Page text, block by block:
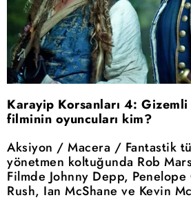
Karayip Korsanları 4:
filminin oyuncuları kim?
Aksiyon / Macera / Fantastik
yönetmen koltuğunda Rob
Filmde Johnny Depp,
Rush, Ian McShane ve Kevin